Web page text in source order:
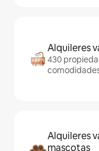
Alquileres
430
Alquileres
mascotas